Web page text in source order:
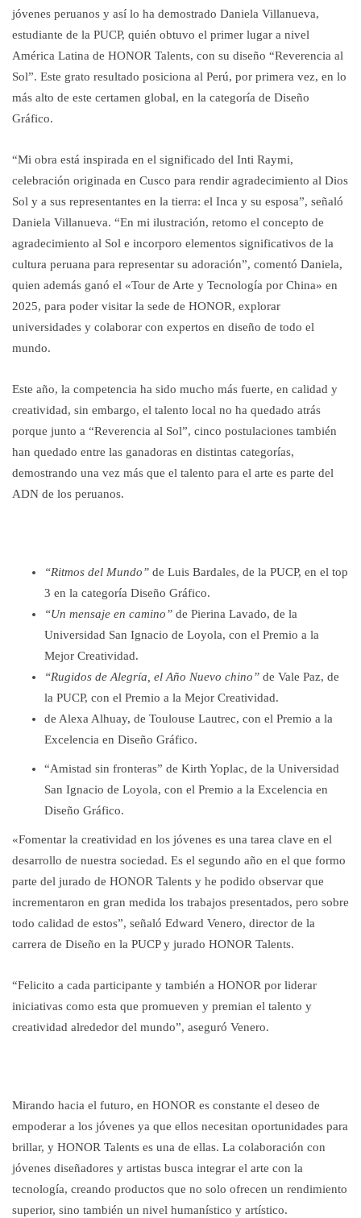
jóvenes peruanos y así lo ha demostrado Daniela Villanueva,
estudiante de la PUCP, quién obtuvo el primer lugar a nivel
América Latina de HONOR Talents, con su diseño “Reverencia al
Sol”. Este grato resultado posiciona al Perú, por primera vez, en lo
más alto de este certamen global, en la categoría de Diseño
Gráfico.
“Mi obra está inspirada en el significado del Inti Raymi,
celebración originada en Cusco para rendir agradecimiento al Dios
Sol y a sus representantes en la tierra: el Inca y su esposa”, señaló
Daniela Villanueva. “En mi ilustración, retomo el concepto de
agradecimiento al Sol e incorporo elementos significativos de la
cultura peruana para representar su adoración”, comentó Daniela,
quien además ganó el «Tour de Arte y Tecnología por China» en
2025, para poder visitar la sede de HONOR, explorar
universidades y colaborar con expertos en diseño de todo el
mundo.
Este año, la competencia ha sido mucho más fuerte, en calidad y
creatividad, sin embargo, el talento local no ha quedado atrás
porque junto a “Reverencia al Sol”, cinco postulaciones también
han quedado entre las ganadoras en distintas categorías,
demostrando una vez más que el talento para el arte es parte del
ADN de los peruanos.
“Ritmos del Mundo” de Luis Bardales, de la PUCP, en el top
3 en la categoría Diseño Gráfico.
“Un mensaje en camino” de Pierina Lavado, de la
Universidad San Ignacio de Loyola, con el Premio a la
Mejor Creatividad.
“Rugidos de Alegría, el Año Nuevo chino” de Vale Paz, de
la PUCP, con el Premio a la Mejor Creatividad.
de Alexa Alhuay, de Toulouse Lautrec, con el Premio a la
Excelencia en Diseño Gráfico.
“Amistad sin fronteras” de Kirth Yoplac, de la Universidad
San Ignacio de Loyola, con el Premio a la Excelencia en
Diseño Gráfico.
«Fomentar la creatividad en los jóvenes es una tarea clave en el
desarrollo de nuestra sociedad. Es el segundo año en el que formo
parte del jurado de HONOR Talents y he podido observar que
incrementaron en gran medida los trabajos presentados, pero sobre
todo calidad de estos”, señaló Edward Venero, director de la
carrera de Diseño en la PUCP y jurado HONOR Talents.
“Felicito a cada participante y también a HONOR por liderar
iniciativas como esta que promueven y premian el talento y
creatividad alrededor del mundo”, aseguró Venero.
Mirando hacia el futuro, en HONOR es constante el deseo de
empoderar a los jóvenes ya que ellos necesitan oportunidades para
brillar, y HONOR Talents es una de ellas. La colaboración con
jóvenes diseñadores y artistas busca integrar el arte con la
tecnología, creando productos que no solo ofrecen un rendimiento
superior, sino también un nivel humanístico y artístico.